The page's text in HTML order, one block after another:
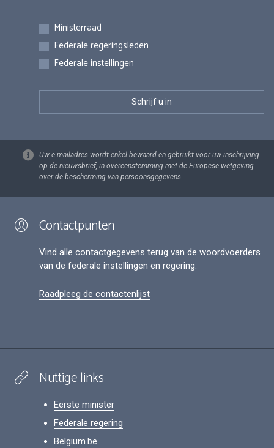
Inschrijvingen
Ministerraad
Federale regeringsleden
Federale instellingen
Uw e-mailadres wordt enkel bewaard en gebruikt voor uw inschrijving
op de nieuwsbrief, in overeenstemming met de Europese wetgeving
over de bescherming van persoonsgegevens.
Contactpunten
Vind alle contactgegevens terug van de woordvoerders
van de federale instellingen en regering.
Raadpleeg de contactenlijst
Nuttige links
Eerste minister
Federale regering
Belgium.be